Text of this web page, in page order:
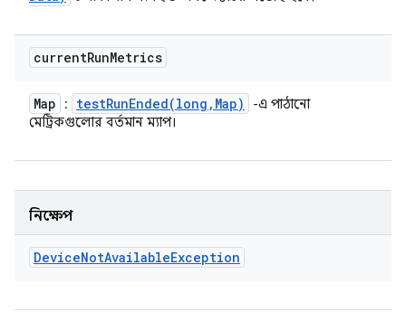
currentRunMetrics
Map : testRunEnded(long , Map)
-এ পাঠানো
মেট্রিকগুলোর বর্তমান ম্যাপ।
নিক্ষেপ
DeviceNotAvailableException